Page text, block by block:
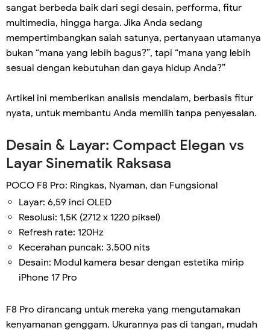
sangat berbeda baik dari segi desain, performa, fitur
multimedia, hingga harga. Jika Anda sedang
mempertimbangkan salah satunya, pertanyaan utamanya
bukan “mana yang lebih bagus?”, tapi “mana yang lebih
sesuai dengan kebutuhan dan gaya hidup Anda?”
Artikel ini memberikan analisis mendalam, berbasis fitur
nyata, untuk membantu Anda memilih tanpa penyesalan.
Desain & Layar: Compact Elegan vs
Layar Sinematik Raksasa
POCO F8 Pro: Ringkas, Nyaman, dan Fungsional
Layar: 6,59 inci OLED
Resolusi: 1,5K (2712 x 1220 piksel)
Refresh rate: 120Hz
Kecerahan puncak: 3.500 nits
Desain: Modul kamera besar dengan estetika mirip
iPhone 17 Pro
F8 Pro dirancang untuk mereka yang mengutamakan
kenyamanan genggam. Ukurannya pas di tangan, mudah